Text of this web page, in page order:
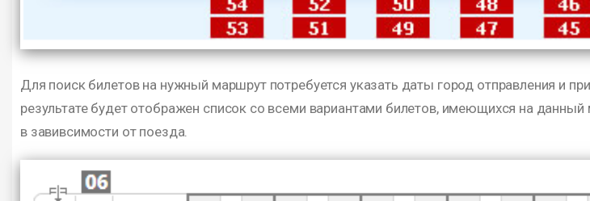
Для поиск билетов на нужный маршрут потребуется указать даты город отправления и
результате будет отображен список со всеми вариантами билетов, имеющихся на
в завивсимости от поезда.